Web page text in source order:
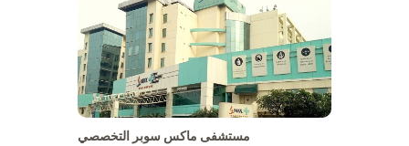
مستشفى ماكس سوبر التخصصي